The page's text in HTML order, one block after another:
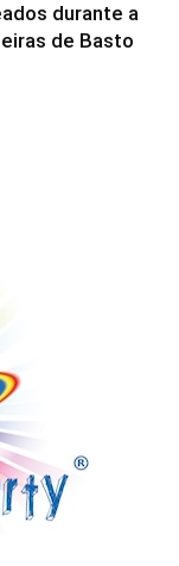
durante a
de Basto